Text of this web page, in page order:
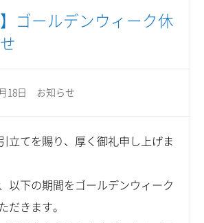
】ゴールデンウィーク休
18日 お知らせ
立てを賜り、厚く御礼申し上げま
以下の期間をゴールデンウィーク
だきます。